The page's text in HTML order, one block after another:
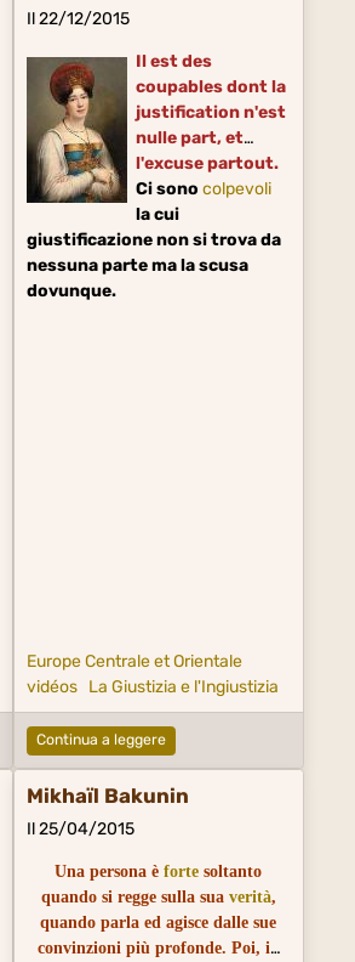
Il 22/12/2015
Il est des
coupables dont la
justification n'est
nulle part, et
l'excuse partout.
Ci sonocolpevoli
la cui
giustificazione non si trova da
nessuna parte ma la scusa
dovunque.
Europe Centrale et Orientale
vidéos La Giustizia e l'Ingiustizia
Continua a leggere
Mikhaïl Bakunin
Il 25/04/2015
Una persona èforte soltanto
quando si regge sulla sua verità,
quando parla ed agisce dalle sue
convinzioni più profonde. Poi, in